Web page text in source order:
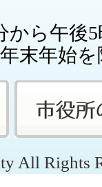
から午後
末年始
All Rights